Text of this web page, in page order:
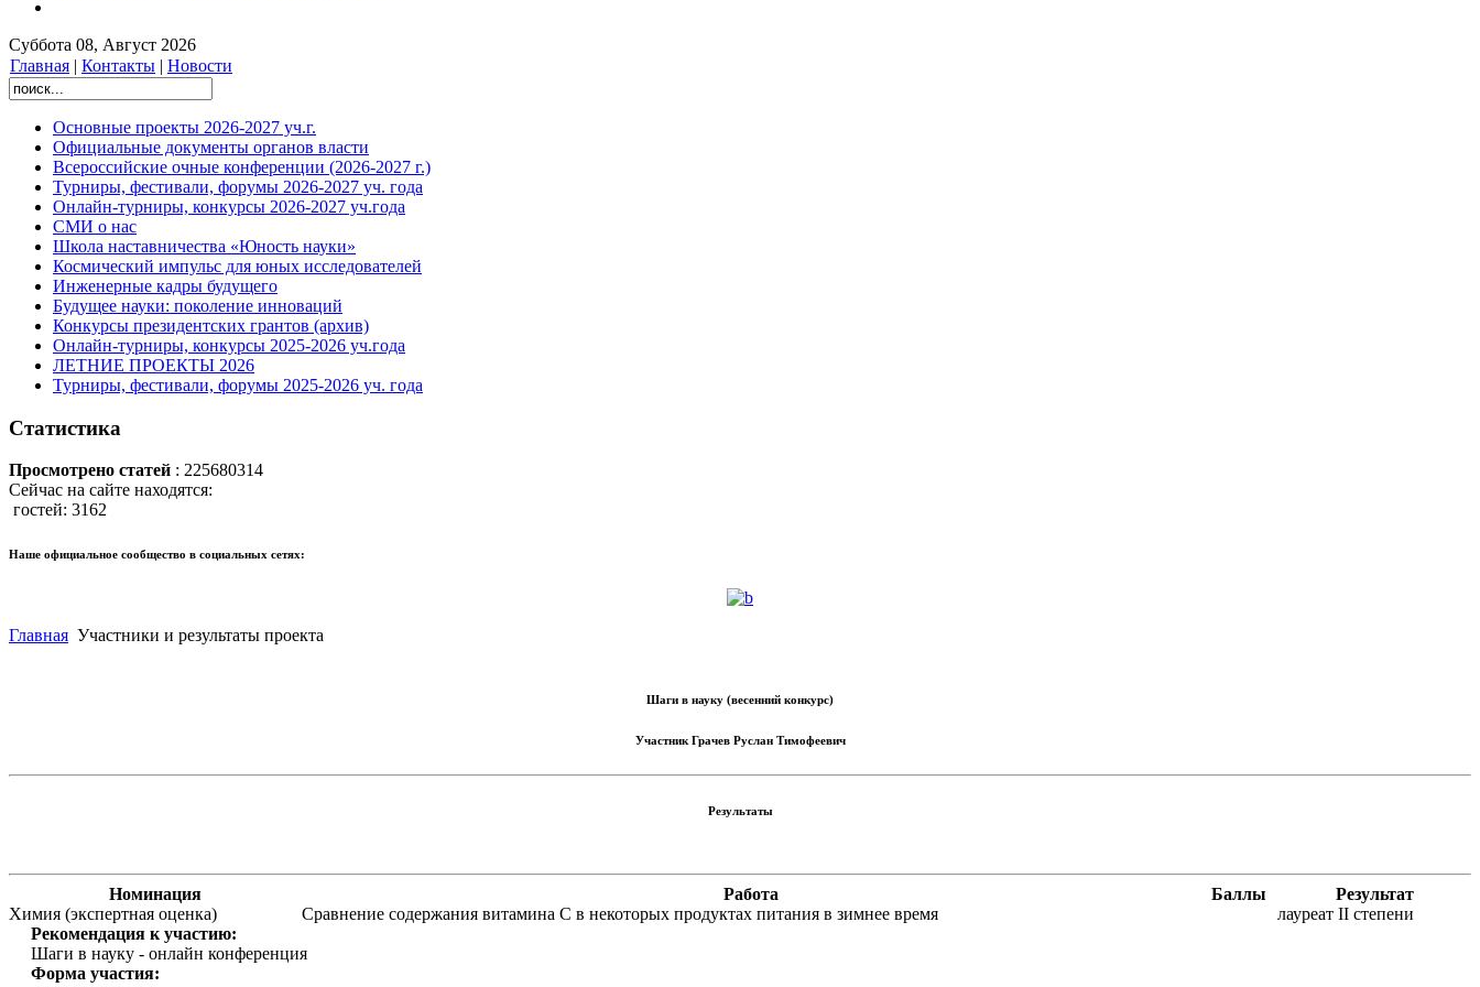
Суббота 08, Август 2026
Главная | Контакты | Новости
Основные проекты 2026-2027 уч.г.
Официальные документы органов власти
Всероссийские очные конференции (2026-2027 г.)
Турниры, фестивали, форумы 2026-2027 уч. года
Онлайн-турниры, конкурсы 2026-2027 уч.года
СМИ о нас
Школа наставничества «Юность науки»
Космический импульс для юных исследователей
Инженерные кадры будущего
Будущее науки: поколение инноваций
Конкурсы президентских грантов (архив)
Онлайн-турниры, конкурсы 2025-2026 уч.года
ЛЕТНИЕ ПРОЕКТЫ 2026
Турниры, фестивали, форумы 2025-2026 уч. года
Статистика
Просмотрено статей : 225680314
Сейчас на сайте находятся:
гостей: 3162
Наше официальное сообщество в социальных сетях:
Главная Участники и результаты проекта
Шаги в науку (весенний конкурс)
Участник Грачев Руслан Тимофеевич
Результаты
Номинация Работа Баллы
Результат
Химия (экспертная оценка)
Сравнение содержания витамина С в некоторых продуктах питания в зимнее время
лауреат II степени
Рекомендация к участию:
Шаги в науку - онлайн конференция
Форма участия: